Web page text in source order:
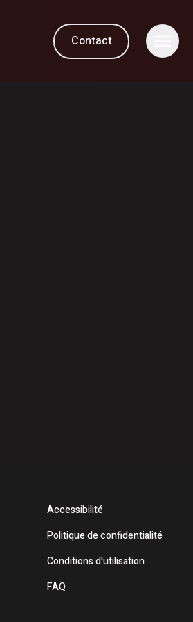
Contact
Accessibilité
Politique de confidentialité
Conditions d'utilisation
FAQ